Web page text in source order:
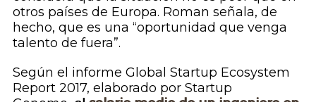
otros países de Europa. Roman señala, de
hecho, que es una “oportunidad que venga
talento de fuera”.
Según el informe Global Startup Ecosystem
Report 2017, elaborado por Startup